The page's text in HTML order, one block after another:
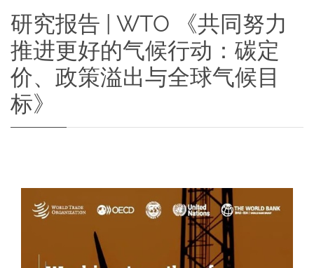
研究报告 | WTO 《共同努力
推进更好的气候行动：碳定
价、政策溢出与全球气候目
标》